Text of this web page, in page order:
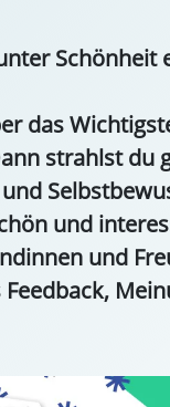
Schönheit
das
strahlst du
und
und